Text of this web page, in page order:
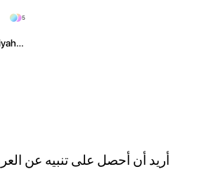
5
أريد أن أحصل على تنبيه عن